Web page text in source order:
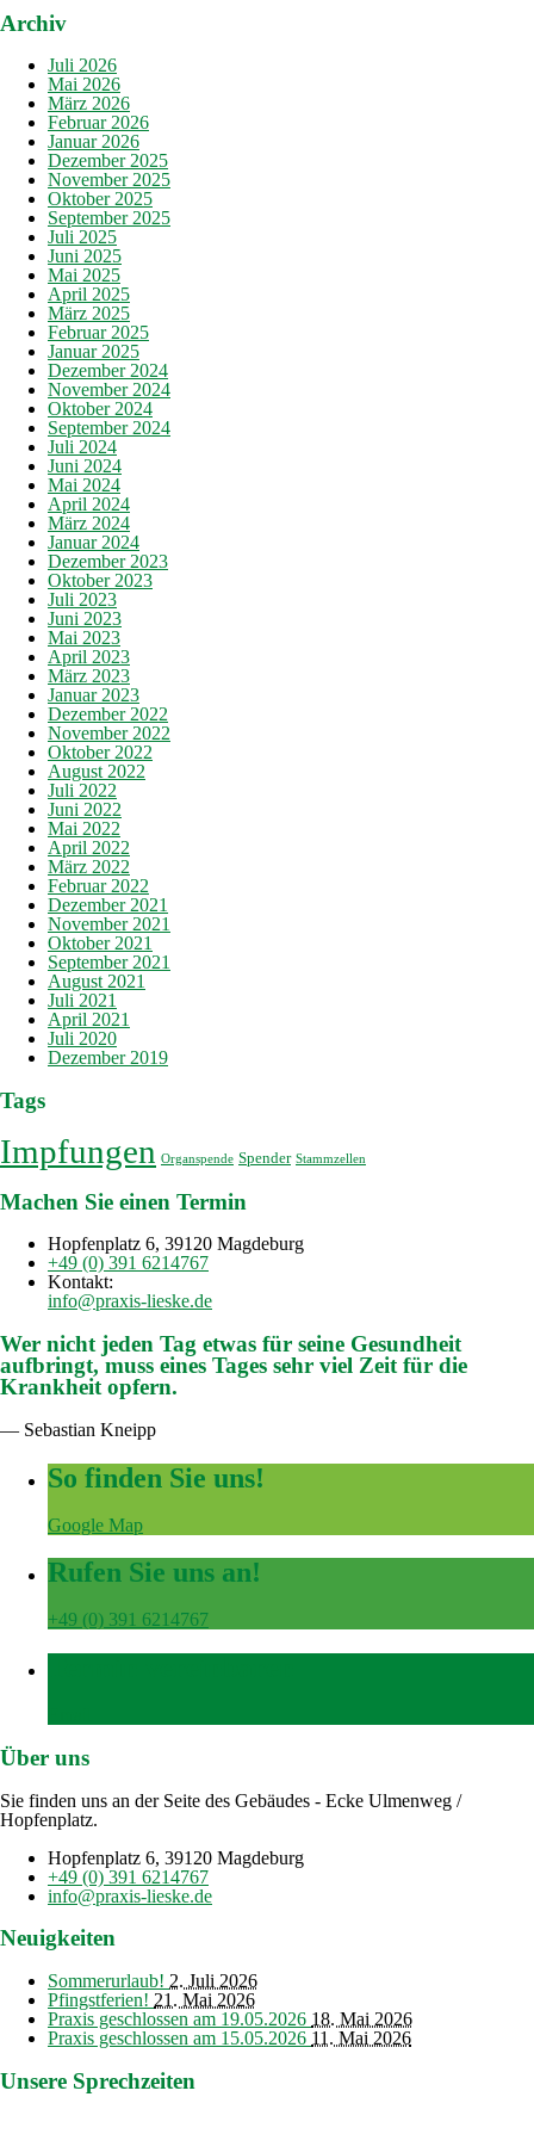
Archiv
Juli 2026
Mai 2026
März 2026
Februar 2026
Januar 2026
Dezember 2025
November 2025
Oktober 2025
September 2025
Juli 2025
Juni 2025
Mai 2025
April 2025
März 2025
Februar 2025
Januar 2025
Dezember 2024
November 2024
Oktober 2024
September 2024
Juli 2024
Juni 2024
Mai 2024
April 2024
März 2024
Januar 2024
Dezember 2023
Oktober 2023
Juli 2023
Juni 2023
Mai 2023
April 2023
März 2023
Januar 2023
Dezember 2022
November 2022
Oktober 2022
August 2022
Juli 2022
Juni 2022
Mai 2022
April 2022
März 2022
Februar 2022
Dezember 2021
November 2021
Oktober 2021
September 2021
August 2021
Juli 2021
April 2021
Juli 2020
Dezember 2019
Tags
Impfungen Organspende Spender Stammzellen
Machen Sie einen Termin
Hopfenplatz 6, 39120 Magdeburg
+49 (0) 391 6214767
Kontakt:
info@praxis-lieske.de
Wer nicht jeden Tag etwas für seine Gesundheit
aufbringt, muss eines Tages sehr viel Zeit für die
Krankheit opfern.
— Sebastian Kneipp
So finden Sie uns!
Google Map
Rufen Sie uns an!
+49 (0) 391 6214767
Über uns
Sie finden uns an der Seite des Gebäudes - Ecke Ulmenweg /
Hopfenplatz.
Hopfenplatz 6, 39120 Magdeburg
+49 (0) 391 6214767
info@praxis-lieske.de
Neuigkeiten
Sommerurlaub! 2. Juli 2026
Pfingstferien! 21. Mai 2026
Praxis geschlossen am 19.05.2026 18. Mai 2026
Praxis geschlossen am 15.05.2026 11. Mai 2026
Unsere Sprechzeiten